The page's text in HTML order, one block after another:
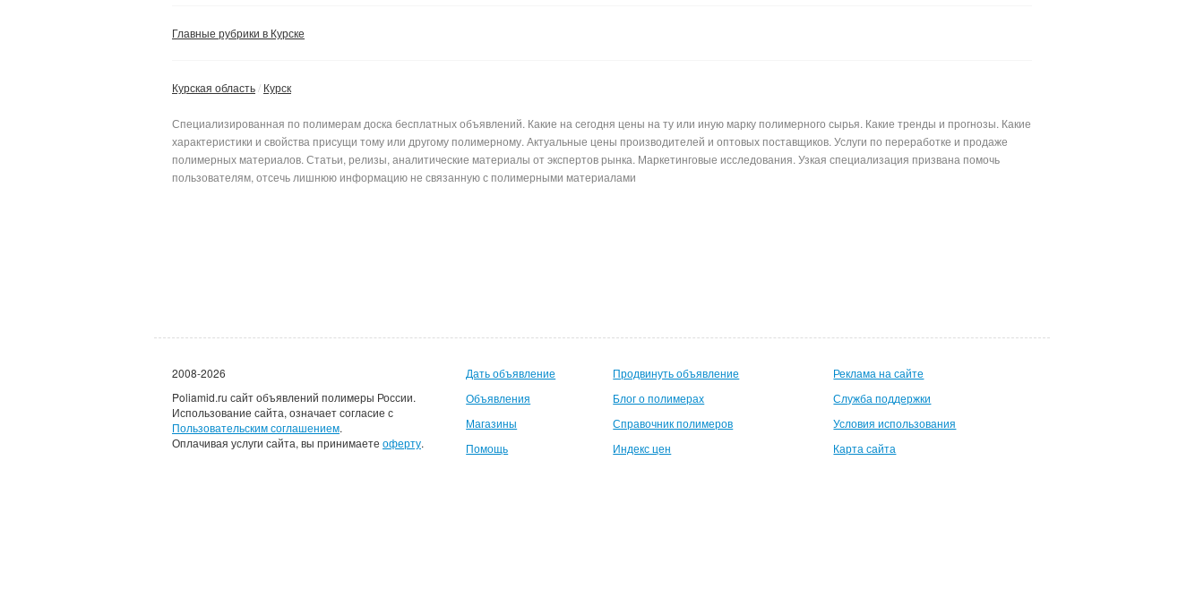
Главные рубрики в Курске
Курская область Курск
Специализированная по полимерам доска бесплатных объявлений. Какие на сегодня цены на ту или иную марку полимерного сырья. Какие тренды и прогнозы. Какие
характеристики и свойства присущи тому или другому полимерному. Актуальные цены производителей и оптовых поставщиков. Услуги по переработке и продаже
полимерных материалов. Статьи, релизы, аналитические материалы от экспертов рынка. Маркетинговые исследования. Узкая специализация призвана помочь
пользователям, отсечь лишнюю информацию не связанную с полимерными материалами
2008-2026
Poliamid.ru сайт объявлений полимеры России.
Использование сайта, означает согласие с
Пользовательским соглашением.
Оплачивая услуги сайта, вы принимаете оферту.
Дать объявление
Объявления
Магазины
Помощь
Продвинуть объявление
Блог о полимерах
Справочник полимеров
Индекс цен
Реклама на сайте
Служба поддержки
Условия использования
Карта сайта